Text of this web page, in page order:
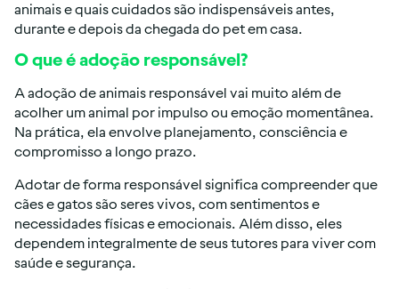
animais e quais cuidados são indispensáveis antes,
durante e depois da chegada do pet em casa.
O que é adoção responsável?
A adoção de animais responsável vai muito além de
acolher um animal por impulso ou emoção momentânea.
Na prática, ela envolve planejamento, consciência e
compromisso a longo prazo.
Adotar de forma responsável significa compreender que
cães e gatos são seres vivos, com sentimentos e
necessidades físicas e emocionais. Além disso, eles
dependem integralmente de seus tutores para viver com
saúde e segurança.